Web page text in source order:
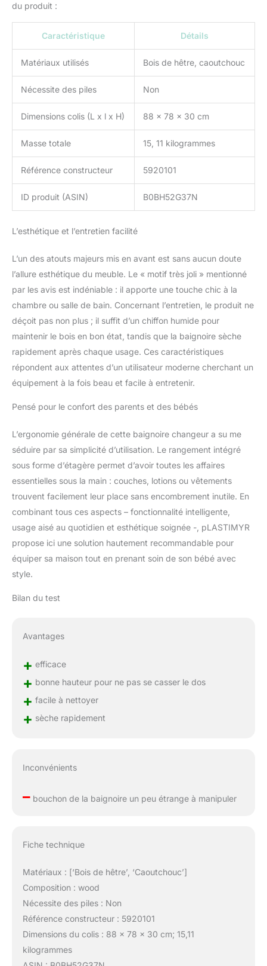
à langer au quotidien
du produit :
Caractéristique Détails
Matériaux utilisés Bois de hêtre, caoutchouc
Nécessite des piles Non
Dimensions colis (L x l x H) 88 x 78 x 30 cm
Masse totale 15, 11 kilogrammes
Référence constructeur 5920101
ID produit (ASIN) B0BH52G37N
L’esthétique et l’entretien facilité
L’un des atouts majeurs mis en avant est sans aucun doute
l’allure esthétique du meuble. Le « motif très joli » mentionné
par les avis est indéniable : il apporte une touche chic à la
chambre ou salle de bain. Concernant l’entretien, le produit ne
déçoit pas non plus ; il suffit d’un chiffon humide pour
maintenir le bois en bon état, tandis que la baignoire sèche
rapidement après chaque usage. Ces caractéristiques
répondent aux attentes d’un utilisateur moderne cherchant un
équipement à la fois beau et facile à entretenir.
Pensé pour le confort des parents et des bébés
L’ergonomie générale de cette baignoire changeur a su me
séduire par sa simplicité d’utilisation. Le rangement intégré
sous forme d’étagère permet d’avoir toutes les affaires
essentielles sous la main : couches, lotions ou vêtements
trouvent facilement leur place sans encombrement inutile. En
combinant tous ces aspects – fonctionnalité intelligente,
usage aisé au quotidien et esthétique soignée -, pLASTIMYR
propose ici une solution hautement recommandable pour
équiper sa maison tout en prenant soin de son bébé avec
style.
Bilan du test
Avantages
+ efficace
+ bonne hauteur pour ne pas se casser le dos
+ facile à nettoyer
+ sèche rapidement
Inconvénients
–bouchon de la baignoire un peu étrange à manipuler
Fiche technique
Matériaux : [‘Bois de hêtre’, ‘Caoutchouc’]
Composition : wood
Nécessite des piles : Non
Référence constructeur : 5920101
Dimensions du colis : 88 x 78 x 30 cm; 15,11
kilogrammes